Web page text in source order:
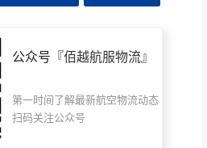
公众号『佰越航服物流』
第一时间了解最新航空物流动态
扫码关注公众号